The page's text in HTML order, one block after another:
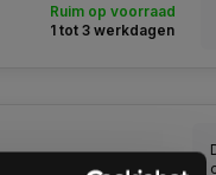
Ruim op voorraad
1 tot 3 werkdagen